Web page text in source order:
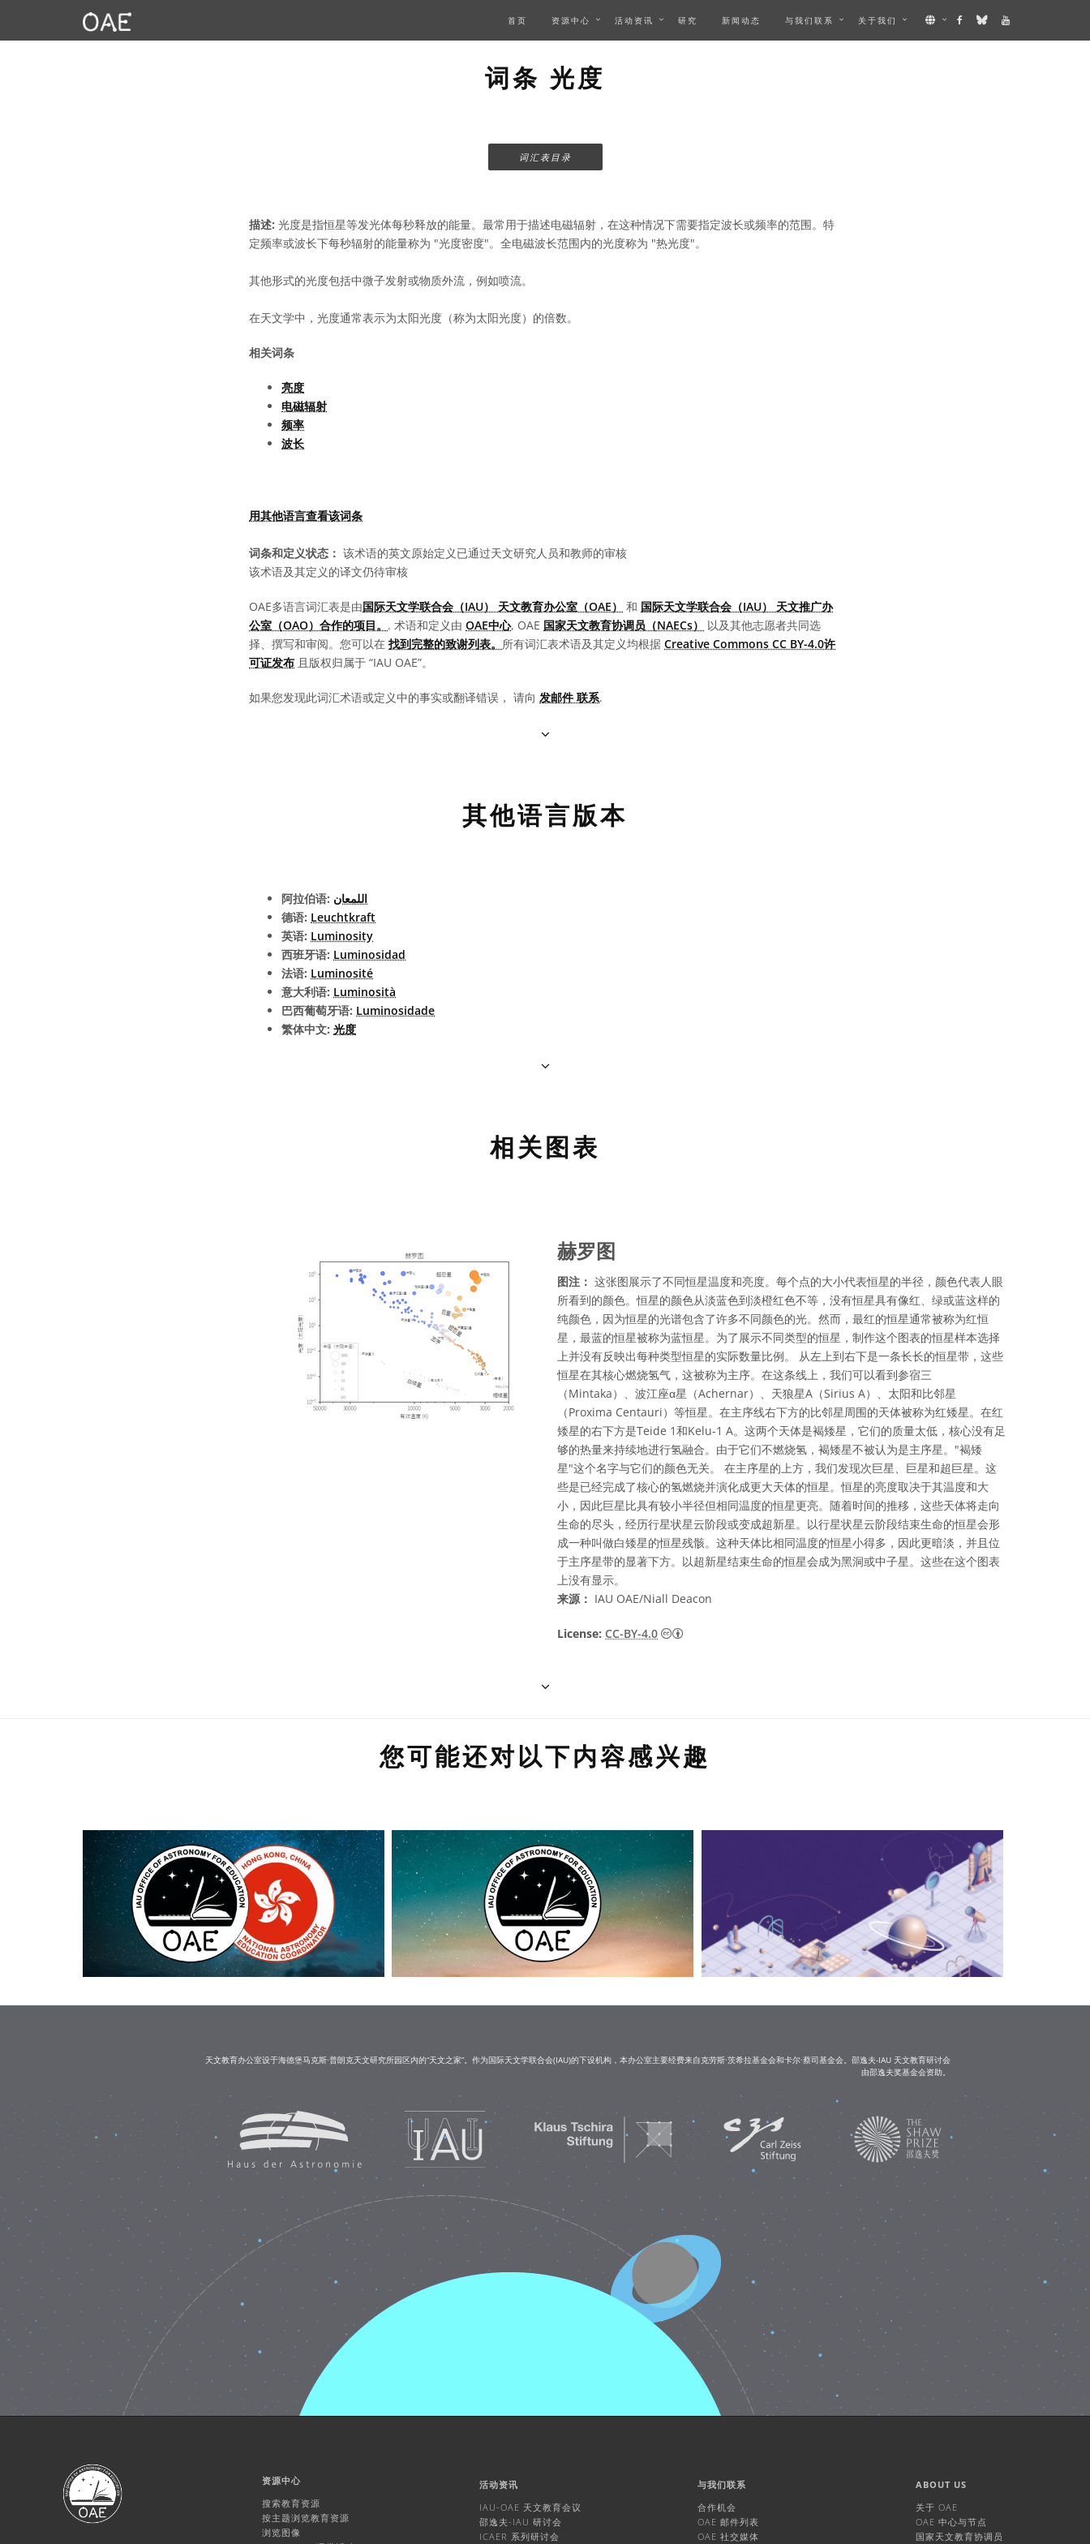
首页 资源中心 活动资讯 研究 新闻动态 与我们联系 关于我们
词条 光度
词汇表目录
描述: 光度是指恒星等发光体每秒释放的能量。最常用于描述电磁辐射，在这种情况下需要指定波长或频率的范围。特
定频率或波长下每秒辐射的能量称为 "光度密度"。全电磁波长范围内的光度称为 "热光度"。
其他形式的光度包括中微子发射或物质外流，例如喷流。
在天文学中，光度通常表示为太阳光度（称为太阳光度）的倍数。
相关词条
亮度
电磁辐射
频率
波长
用其他语言查看该词条
词条和定义状态： 该术语的英文原始定义已通过天文研究人员和教师的审核
该术语及其定义的译文仍待审核
OAE多语言词汇表是由国际天文学联合会（IAU） 天文教育办公室（OAE） 和 国际天文学联合会（IAU） 天文推广办
公室（OAO）合作的项目。 . 术语和定义由 OAE中心, OAE 国家天文教育协调员（NAECs）
以及其他志愿者共同选
择、撰写和审阅。您可以在 找到完整的致谢列表。 所有词汇表术语及其定义均根据 Creative Commons CC BY-4.0许
可证发布 且版权归属于 “IAU OAE”。
如果您发现此词汇术语或定义中的事实或翻译错误， 请向 发邮件 联系.
其他语言版本
阿拉伯语: اللمعان
德语: Leuchtkraft
英语: Luminosity
西班牙语: Luminosidad
法语: Luminosité
意大利语: Luminosità
巴西葡萄牙语: Luminosidade
繁体中文: 光度
相关图表
赫罗图
图注： 这张图展示了不同恒星温度和亮度。每个点的大小代表恒星的半径，颜色代表人眼
所看到的颜色。恒星的颜色从淡蓝色到淡橙红色不等，没有恒星具有像红、绿或蓝这样的
纯颜色，因为恒星的光谱包含了许多不同颜色的光。然而，最红的恒星通常被称为红恒
星，最蓝的恒星被称为蓝恒星。为了展示不同类型的恒星，制作这个图表的恒星样本选择
上并没有反映出每种类型恒星的实际数量比例。 从左上到右下是一条长长的恒星带，这些
恒星在其核心燃烧氢气，这被称为主序。在这条线上，我们可以看到参宿三
（Mintaka）、波江座α星（Achernar）、天狼星A（Sirius A）、太阳和比邻星
（Proxima Centauri）等恒星。在主序线右下方的比邻星周围的天体被称为红矮星。在红
矮星的右下方是Teide 1和Kelu-1 A。这两个天体是褐矮星，它们的质量太低，核心没有足
够的热量来持续地进行氢融合。由于它们不燃烧氢，褐矮星不被认为是主序星。"褐矮
星"这个名字与它们的颜色无关。 在主序星的上方，我们发现次巨星、巨星和超巨星。这
些是已经完成了核心的氢燃烧并演化成更大天体的恒星。恒星的亮度取决于其温度和大
小，因此巨星比具有较小半径但相同温度的恒星更亮。随着时间的推移，这些天体将走向
生命的尽头，经历行星状星云阶段或变成超新星。以行星状星云阶段结束生命的恒星会形
成一种叫做白矮星的恒星残骸。这种天体比相同温度的恒星小得多，因此更暗淡，并且位
于主序星带的显著下方。以超新星结束生命的恒星会成为黑洞或中子星。这些在这个图表
上没有显示。
来源： IAU OAE/Niall Deacon
License: CC-BY-4.0 知识共享许可协议 署名 4.0 国际 (CC BY 4.0) 图标
您可能还对以下内容感兴趣
天文教育办公室设于海德堡马克斯·普朗克天文研究所园区内的“天文之家”。作为国际天文学联合会(IAU)的下设机构，本办公室主要经费来自克劳斯·茨希拉基金会和卡尔·蔡司基金会。邵逸夫-IAU 天文教育研讨会
由邵逸夫奖基金会资助。
资源中心
搜索教育资源
按主题浏览教育资源
浏览图像
活动资讯
IAU-OAE 天文教育会议
邵逸夫-IAU 研讨会
ICAER 系列研讨会
与我们联系
合作机会
OAE 邮件列表
OAE 社交媒体
ABOUT US
关于 OAE
OAE 中心与节点
国家天文教育协调员